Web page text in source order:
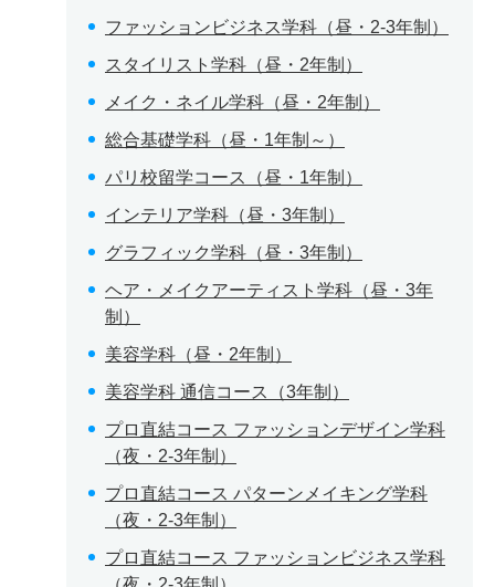
ファッションビジネス学科（昼・2-3年制）
スタイリスト学科（昼・2年制）
メイク・ネイル学科（昼・2年制）
総合基礎学科（昼・1年制～）
パリ校留学コース（昼・1年制）
インテリア学科（昼・3年制）
グラフィック学科（昼・3年制）
ヘア・メイクアーティスト学科（昼・3年
制）
美容学科（昼・2年制）
美容学科 通信コース（3年制）
プロ直結コース ファッションデザイン学科
（夜・2-3年制）
プロ直結コース パターンメイキング学科
（夜・2-3年制）
プロ直結コース ファッションビジネス学科